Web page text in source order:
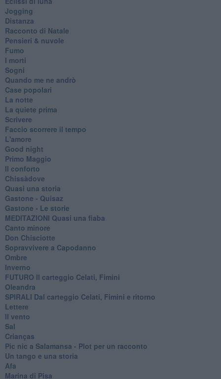
Jogging
Distanza
Racconto di Natale
Pensieri & nuvole
Fumo
I morti
Sogni
Quando me ne andrò
Case popolari
La notte
La quiete prima
Scrivere
Faccio scorrere il tempo
L'amore
Good night
Primo Maggio
Il conforto
Chissàdove
Quasi una storia
Gastone - Quisaz
Gastone - Le storie
MEDITAZIONI Quasi una fiaba
Canto minore
Don Chisciotte
Sopravvivere a Capodanno
Ombre
Inverno
FUTURO Il carteggio Celati, Fimini
Oleandra
SPIRALI Dal carteggio Celati, Fimini e ritorno
Lettere
Il vento
Sal
Crianças
Pic nic a Salamansa - Plot per un racconto
Un tango e una storia
Afa
Marina di Pisa